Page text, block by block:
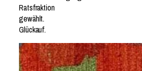
Ratsfraktion
gewählt.
Glückauf.